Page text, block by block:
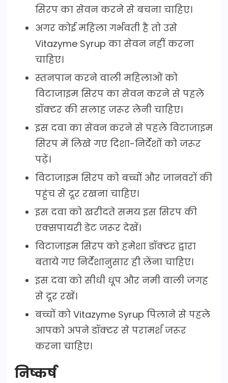
सिरप का सेवन करने से बचना चाहिए।
अगर कोई महिला गर्भवती है तो उसे
Vitazyme Syrup का सेवन नहीं करना
चाहिए।
स्तनपान करने वाली महिलाओं को
विटाजाइम सिरप का सेवन करने से पहले
डॉक्टर की सलाह जरूर लेनी चाहिए।
इस दवा का सेवन करने से पहले विटाजाइम
सिरप में लिखे गए दिशा-निर्देशों को जरूर
पढ़ें।
विटाजाइम सिरप को बच्चों और जानवरों की
पहुंच से दूर रखना चाहिए।
इस दवा को खरीदते समय इस सिरप की
एक्सपायरी डेट जरूर देखें।
विटाजाइम सिरप को हमेशा डॉक्टर द्वारा
बताये गए निर्देशानुसार ही लेंना चाहिए।
इस दवा को सीधी धूप और नमी वाली जगह
से दूर रखें।
बच्चों को Vitazyme Syrup पिलाने से पहले
आपको अपने डॉक्टर से परामर्श जरूर
करना चाहिए।
निष्कर्ष